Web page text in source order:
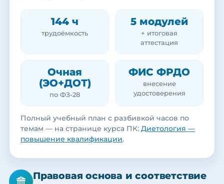
144 ч
трудоёмкость
5 модулей
+ итоговая
аттестация
Очная
(ЭО+ДОТ)
по ФЗ-28
ФИС ФРДО
внесение
удостоверения
Полный учебный план с разбивкой часов по
темам — на странице курса ПК: Диетология —
повышение квалификации.
Правовая основа и соответствие